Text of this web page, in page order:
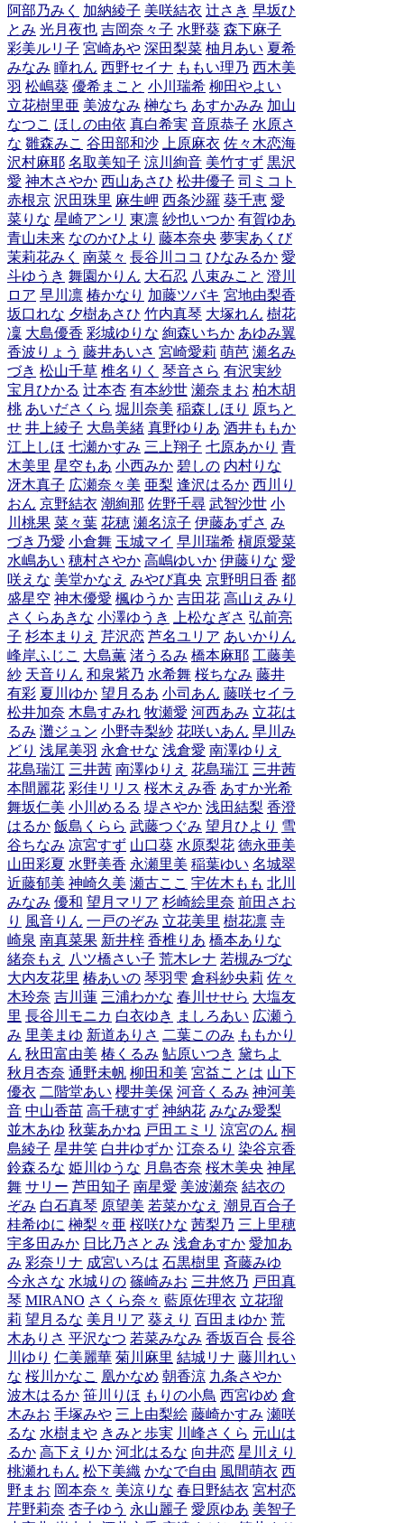
阿部乃みく
加納綾子 美咲結衣 辻さき 早坂ひ
とみ 光月夜也 吉岡奈々子 水野葵 森下麻子
彩美ルリ子 宮崎あや 深田梨菜 柚月あい 夏希
みなみ 瞳れん 西野セイナ ももい理乃 西木美
羽 松嶋葵 優希まこと 小川瑞希 柳田やよい
立花樹里亜 美波なみ 榊なち あすかみみ 加山
なつこ ほしの由依 真白希実 音原恭子 水原さ
な 雛森みこ 谷田部和沙 上原麻衣 佐々木恋海
沢村麻耶 名取美知子 涼川絢音 美竹すず 黒沢
愛 神木さやか 西山あさひ 松井優子 司ミコト
赤根京 沢田珠里 麻生岬 西条沙羅 葵千恵 愛
菜りな 星崎アンリ 東凛 紗也いつか 有賀ゆあ
青山未来 なのかひより 藤本奈央 夢実あくび
茉莉花みく 南菜々 長谷川ココ ひなみるか 愛
斗ゆうき 舞園かりん 大石忍 八束みこと 澄川
ロア 早川凛 椿かなり 加藤ツバキ 宮地由梨香
坂口れな 夕樹あさひ 竹内真琴 大塚れん 樹花
凜 大島優香 彩城ゆりな 絢森いちか あゆみ翼
香波りょう 藤井あいさ 宮崎愛莉 萌芭 瀬名み
づき 松山千草 椎名りく 琴音さら 有沢実紗
宝月ひかる 辻本杏 有本紗世 瀬奈まお 柏木胡
桃 あいださくら 堀川奈美 稲森しほり 原ちと
せ 井上綾子 大島美緒 真野ゆりあ 酒井ももか
江上しほ 七瀬かすみ 三上翔子 七原あかり 青
木美里 星空もあ 小西みか 碧しの 内村りな
冴木真子 広瀬奈々美 亜梨 逢沢はるか 西川り
おん 京野結衣 潮絢那 佐野千尋 武智沙世 小
川桃果 菜々葉 花穂 瀬名涼子 伊藤あずさ み
づき乃愛 小倉舞 玉城マイ 早川瑞希 槇原愛菜
水嶋あい 穂村さやか 高嶋ゆいか 伊藤りな 愛
咲えな 美堂かなえ みやび真央 京野明日香 都
盛星空 神木優愛 楓ゆうか 吉田花 高山えみり
さくらあきな 小澤ゆうき 上松なぎさ 弘前亮
子 杉本まりえ 芹沢恋 芦名ユリア あいかりん
峰岸ふじこ 大島薫 渚うるみ 橋本麻耶 工藤美
紗 天音りん 和泉紫乃 水希舞 桜ちなみ 藤井
有彩 夏川ゆか 望月るあ 小司あん 藤咲セイラ
松井加奈 木島すみれ 牧瀬愛 河西あみ 立花は
るみ 灘ジュン 小野寺梨紗 花咲いあん 早川み
どり 浅尾美羽 永倉せな 浅倉愛 南澤ゆりえ
花島瑞江 三井茜 南澤ゆりえ 花島瑞江 三井茜
本間麗花 彩佳リリス 桜木えみ香 あすか光希
舞坂仁美 小川めるる 堤さやか 浅田結梨 香澄
はるか 飯島くらら 武藤つぐみ 望月ひより 雪
谷ちなみ 凉宮すず 山口葵 水原梨花 徳永亜美
山田彩夏 水野美香 永瀬里美 稲葉ゆい 名城翠
近藤郁美 神崎久美 瀬古ここ 宇佐木もも 北川
みなみ 優和 望月マリア 杉崎絵里奈 前田さお
り 風音りん 一戸のぞみ 立花美里 樹花凛 寺
崎泉 南真菜果 新井梓 香椎りあ 橋本ありな
緒奈もえ
八ツ橋さい子 荒木レナ 若槻みづな
大内友花里 椿あいの 琴羽雫 倉科紗央莉 佐々
木玲奈 吉川蓮 三浦わかな 春川せせら 大塩友
里 長谷川モニカ 白衣ゆき ましろあい 広瀬う
み 里美まゆ 新道ありさ 二葉このみ ももかり
ん 秋田富由美 椿くるみ 鮎原いつき 黛ちよ
秋月杏奈 通野未帆 柳田和美 宮益ことは 山下
優衣 二階堂あい 櫻井美保 河音くるみ 神河美
音 中山香苗 高千穂すず 神納花 みなみ愛梨
並木あゆ 秋葉あかね 戸田エミリ 涼宮のん 桐
島綾子 星井笑 白井ゆずか 江奈るり 染谷京香
鈴森るな 姫川ゆうな 月島杏奈 桜木美央 神尾
舞 サリー 芦田知子 南星愛 美波瀬奈 結衣の
ぞみ 白石真琴 原望美 若菜かなえ 潮見百合子
桂希ゆに 榊梨々亜 桜咲ひな 茜梨乃 三上里穂
宇多田みか 日比乃さとみ 浅倉あすか 愛加あ
み 彩奈リナ 成宮いろは 石黒樹里 斉藤みゆ
今永さな 水城りの 篠崎みお 三井悠乃 戸田真
琴 MIRANO さくら奈々 藍原佐理衣 立花瑠
莉 望月るな 美月リア 葵えり 百田まゆか 荒
木ありさ 平沢なつ 若菜みなみ 香坂百合 長谷
川ゆり 仁美麗華 菊川麻里 結城リナ 藤川れい
な 桜川かなこ 凰かなめ 朝香涼 九条さやか
波木はるか 笹川りほ もりの小鳥 西宮ゆめ 倉
木みお 手塚みや 三上由梨絵 藤崎かすみ 瀬咲
るな 水樹まや きみと歩実 川峰さくら 元山は
るか 高下えりか 河北はるな 向井恋 星川えり
桃瀬れもん 松下美織 かなで自由 風間萌衣 西
野まお 岡本奈々 美涼りな 春日野結衣 宮村恋
芹野莉奈 杏子ゆう 永山麗子 愛原ゆあ 美智子